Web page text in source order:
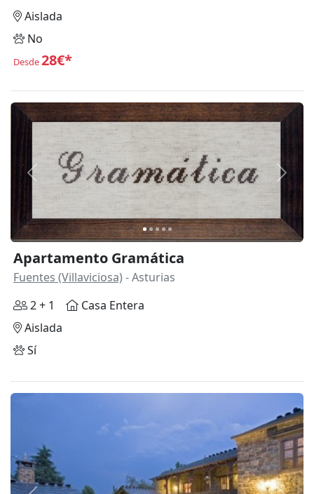
Aislada
No
Desde28€*
Anterior
Apartamento Gramática
Fuentes (Villaviciosa) - Asturias
2 + 1
Casa Entera
Aislada
Sí